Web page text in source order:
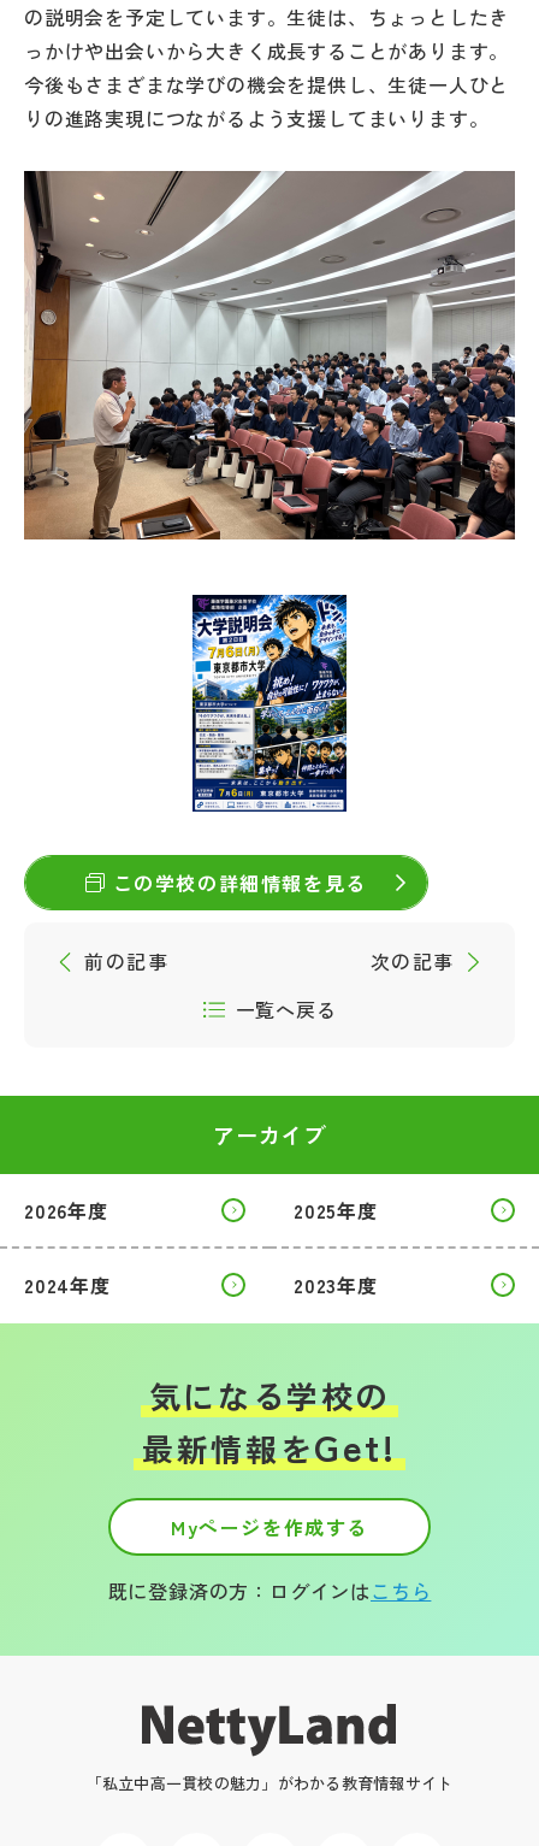
の説明会を予定しています。生徒は、ちょっとしたき
っかけや出会いから大きく成長することがあります。
今後もさまざまな学びの機会を提供し、生徒一人ひと
りの進路実現につながるよう支援してまいります。
この学校の詳細情報を見る
前の記事
一覧へ戻る
次の記事
アーカイブ
2026年度 2025年度
2024年度 2023年度
気になる学校の
最新情報をGet!
Myページを作成する
既に登録済の方：ログインはこちら
「私立中高一貫校の魅力」がわかる教育情報サイト